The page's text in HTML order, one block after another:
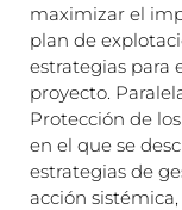
maximizar el
plan de
estrategias para
proyecto.
Protección de
en el que se
estrategias de
acción